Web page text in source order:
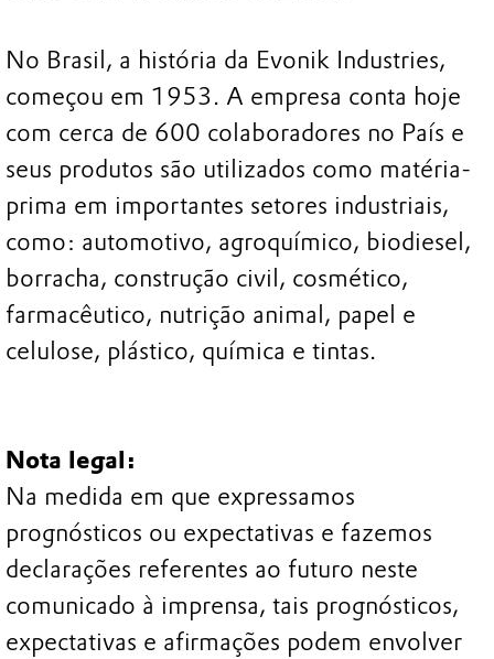
No Brasil, a história da Evonik Industries,
começou em 1953. A empresa conta hoje
com cerca de 600 colaboradores no País e
seus produtos são utilizados como matéria-
prima em importantes setores industriais,
como: automotivo, agroquímico, biodiesel,
borracha, construção civil, cosmético,
farmacêutico, nutrição animal, papel e
celulose, plástico, química e tintas.
Nota legal:
Na medida em que expressamos
prognósticos ou expectativas e fazemos
declarações referentes ao futuro neste
comunicado à imprensa, tais prognósticos,
expectativas e afirmações podem envolver